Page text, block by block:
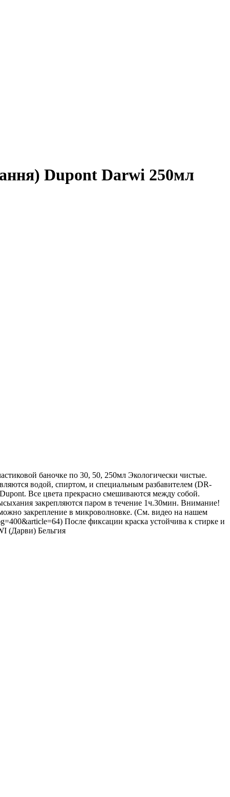
Dupont Darwi 250мл
баночке по 30, 50, 250мл Экологически чистые.
водой, спиртом, и специальным разбавителем (DR-
Все цвета прекрасно смешиваются между собой.
закрепляются паром в течение 1ч.30мин. Внимание!
закрепление в микроволновке. (См. видео на нашем
После фиксации краска устойчива к стирке и
(Дарви) Бельгия